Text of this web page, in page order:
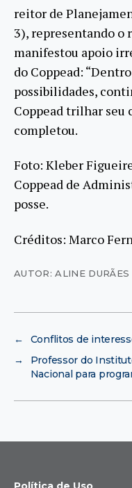
reitor de
3), representando
manifestou apoio
do Coppead:
possibilidades,
Coppead trilhar seu
completou.
Foto: Kleber
Coppead de
posse.
Créditos: Marco
AUTOR: ALINE
←
Conflitos de
→
Professor do
Nacional para